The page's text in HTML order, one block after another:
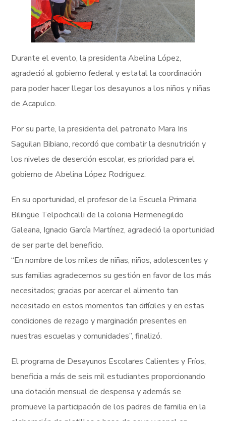
Durante el evento, la presidenta Abelina López,
agradeció al gobierno federal y estatal la coordinación
para poder hacer llegar los desayunos a los niños y niñas
de Acapulco.
Por su parte, la presidenta del patronato Mara Iris
Saguilan Bibiano, recordó que combatir la desnutrición y
los niveles de deserción escolar, es prioridad para el
gobierno de Abelina López Rodríguez.
En su oportunidad, el profesor de la Escuela Primaria
Bilingüe Telpochcalli de la colonia Hermenegildo
Galeana, Ignacio García Martínez, agradeció la oportunidad
de ser parte del beneficio.
“En nombre de los miles de niñas, niños, adolescentes y
sus familias agradecemos su gestión en favor de los más
necesitados; gracias por acercar el alimento tan
necesitado en estos momentos tan difíciles y en estas
condiciones de rezago y marginación presentes en
nuestras escuelas y comunidades”, finalizó.
El programa de Desayunos Escolares Calientes y Fríos,
beneficia a más de seis mil estudiantes proporcionando
una dotación mensual de despensa y además se
promueve la participación de los padres de familia en la